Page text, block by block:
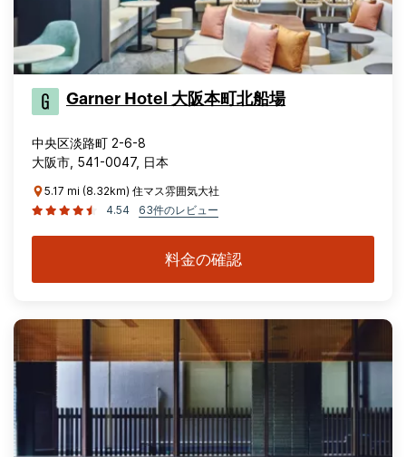
Garner Hotel 大阪本町北船場
中央区淡路町 2-6-8
大阪市, 541-0047, 日本
5.17 mi (8.32km) 住マス雰囲気大社
4.54
63件のレビュー
料金の確認